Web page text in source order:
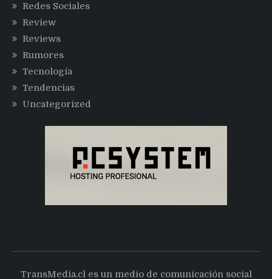
Redes Sociales
Review
Reviews
Rumores
Tecnología
Tendencias
Uncategorized
TransMedia.cl es un medio de comunicación social